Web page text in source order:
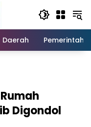
Daerah
Digondol